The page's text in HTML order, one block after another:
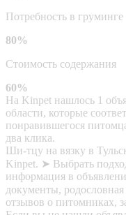
Потребность в груминге
80%
Стоимость содержания
60%
На Kinpet нашлось 1
области, которые
понравившегося
два клика.
Ши-тцу на вязку в
Kinpet. ➤ Выбрать
информация в
документы,
отзывов о питомниках,